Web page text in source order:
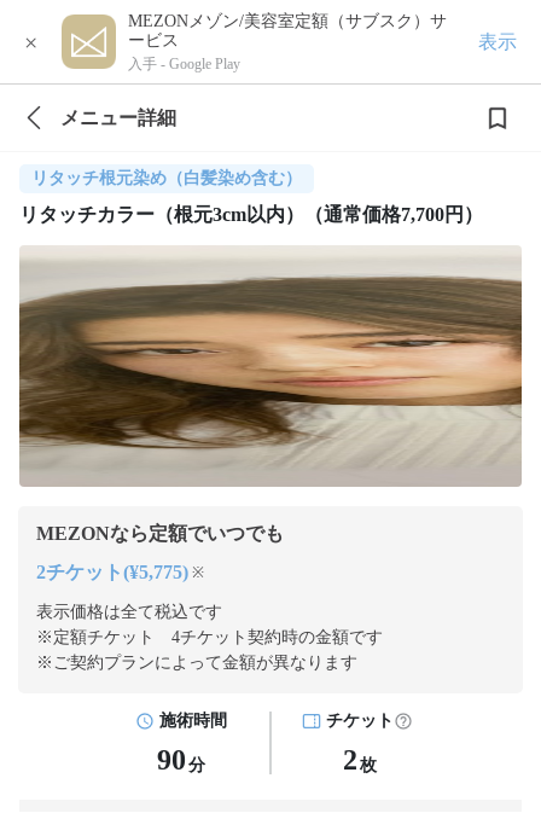
×
MEZONメゾン/美容室定額（サブスク）サ
ービス
入手 - Google Play
表示
メニュー詳細
リタッチ根元染め（白髪染め含む）
リタッチカラー（根元3cm以内）（通常価格7,700円）
MEZONなら定額でいつでも
2チケット(¥5,775) ※
表示価格は全て税込です
※定額チケット 4チケット契約時の金額です
※ご契約プランによって金額が異なります
施術時間
90 分
チケット
2 枚